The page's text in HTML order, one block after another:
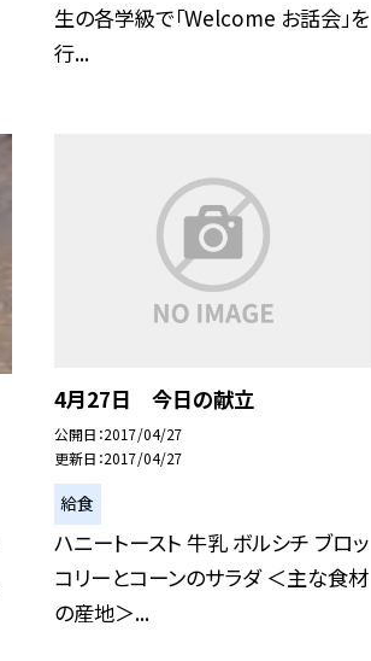
生の各学級で「Welcome お話会」を
行...
4月27日 今日の献立
公開日 2017/04/27
更新日 2017/04/27
給食
ハニートースト 牛乳 ボルシチ ブロッ
コリーとコーンのサラダ ＜主な食材
の産地＞...